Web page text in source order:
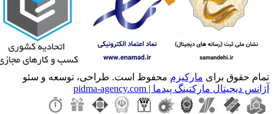
تمام حقوق برای مارکیزم محفوظ است. طراحی، توسعه و سئو
آژانس دیجیتال مارکتینگ پیدما | pidma-agency.com